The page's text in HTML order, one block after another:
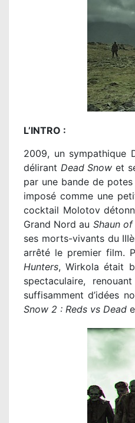
L’INTRO :
2009, un sympathique
délirant Dead Snow et
par une bande de
imposé comme une
cocktail Molotov
Grand Nord au Shaun
ses morts-vivants du
arrêté le premier film.
Hunters, Wirkola était
spectaculaire,
suffisamment d’idées
Snow 2 : Reds vs Dead